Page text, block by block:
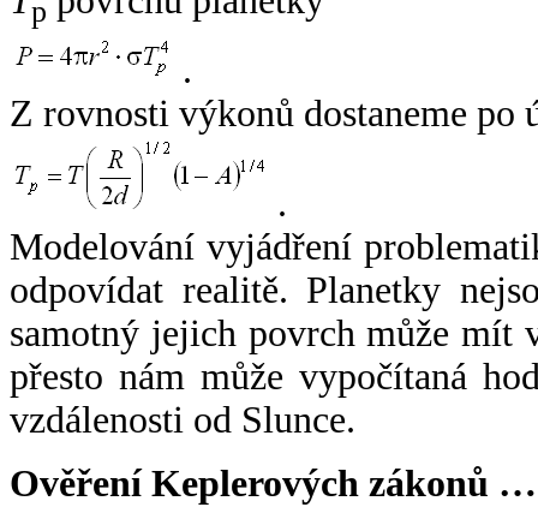
p
.
Z rovnosti výkonů dostaneme po
.
Modelování vyjádření
odpovídat realitě. Planetky
samotný jejich povrch může mít
přesto nám může vypočítaná
vzdálenosti od Slunce.
Ověření Keplerových zákonů …